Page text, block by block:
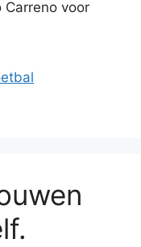
Carreno voor